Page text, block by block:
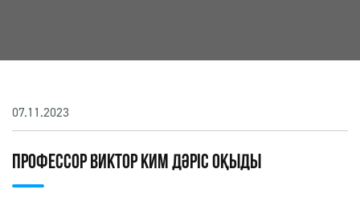
07.11.2023
ПРОФЕССОР ВИКТОР КИМ ДӘРІС ОҚЫДЫ